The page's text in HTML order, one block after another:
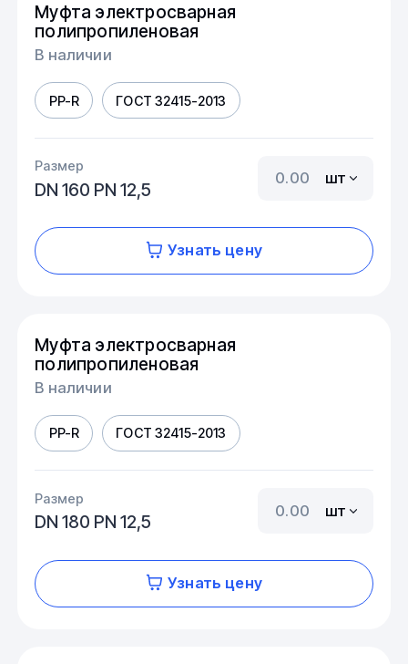
Муфта электросварная
полипропиленовая
В наличии
PP-R ГОСТ 32415-2013
Размер
DN 160 PN 12,5
шт
Узнать цену
Муфта электросварная
полипропиленовая
В наличии
PP-R ГОСТ 32415-2013
Размер
DN 180 PN 12,5
шт
Узнать цену